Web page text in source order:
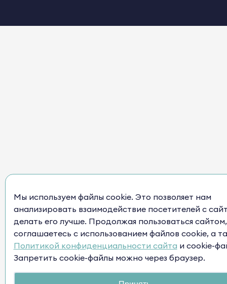
Мы используем файлы cookie. Это позволяет нам
анализировать взаимодействие посетителей с
делать его лучше. Продолжая пользоваться
соглашаетесь с использованием файлов cookie, а
Политикой конфиденциальности сайта и cookie-
Запретить cookie-файлы можно через браузер.